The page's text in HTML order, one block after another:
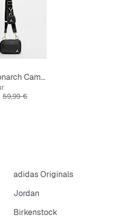
Jaw Monarch Camera Bag
Prix original
59,99 €
adidas Originals
Jordan
Birkenstock